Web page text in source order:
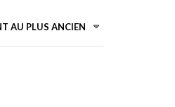
AU PLUS ANCIEN